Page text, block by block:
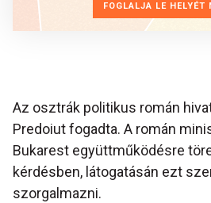
FOGLALJA LE HELYÉT
Az osztrák politikus román
Predoiut fogadta. A román
Bukarest együttműködésre
kérdésben, látogatásán ezt
szorgalmazni.